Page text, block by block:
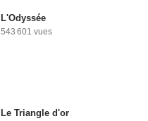
L'Odyssée
543 601 vues
Le Triangle d'or